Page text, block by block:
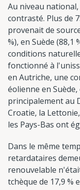
Au niveau
contrasté. Plus de
provenait de
%), en Suède (88,1
conditions
fonctionné à
en Autriche, une
éolienne en
principalement au
Croatie, la
les Pays-Bas ont
Dans le même
retardataires
renouvelable
tchèque de 17,9 %